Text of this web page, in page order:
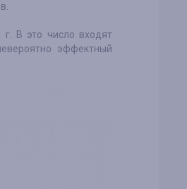
В это число входят
эффектный